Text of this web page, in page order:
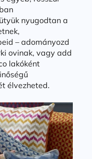
nyugodtan a
– adományozd
ovinak, vagy add
lakóként
élvezheted.